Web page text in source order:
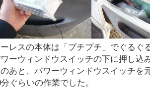
レスの本体は「プチプチ」でぐるぐ
ーウィンドウスイッチの下に押し込
あと、パワーウィンドウスイッチを
ぐらいの作業でした。